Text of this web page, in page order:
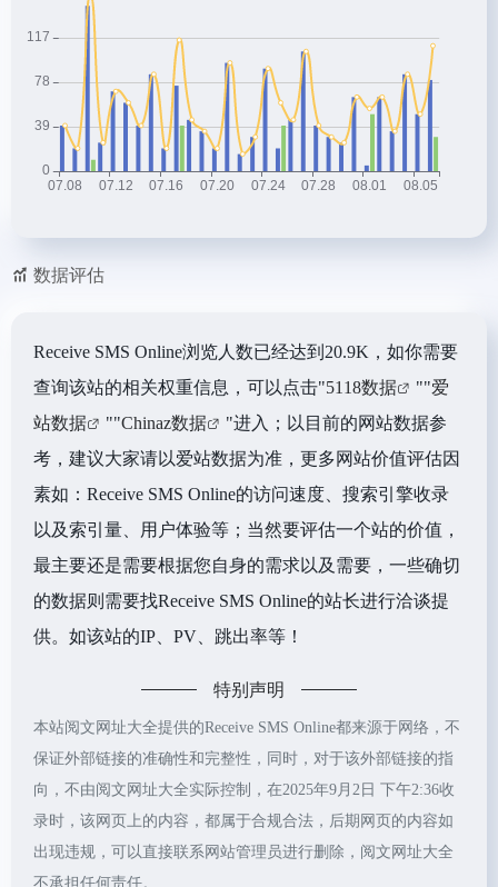
数据评估
Receive SMS Online浏览人数已经达到20.9K，如你需要
查询该站的相关权重信息，可以点击"5118数据 ""爱
站数据
""Chinaz数据
"进入；以目前的网站数据参
考，建议大家请以爱站数据为准，更多网站价值评估因
素如：Receive SMS Online的访问速度、搜索引擎收录
以及索引量、用户体验等；当然要评估一个站的价值，
最主要还是需要根据您自身的需求以及需要，一些确切
的数据则需要找Receive SMS Online的站长进行洽谈提
供。如该站的IP、PV、跳出率等！
特别声明
本站阅文网址大全提供的Receive SMS Online都来源于网络，不
保证外部链接的准确性和完整性，同时，对于该外部链接的指
向，不由阅文网址大全实际控制，在2025年9月2日 下午2:36收
录时，该网页上的内容，都属于合规合法，后期网页的内容如
出现违规，可以直接联系网站管理员进行删除，阅文网址大全
不承担任何责任。